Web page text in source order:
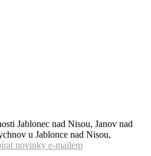
Jablonec nad Nisou, Janov nad
u Jablonce nad Nisou,
novinky e-mailem